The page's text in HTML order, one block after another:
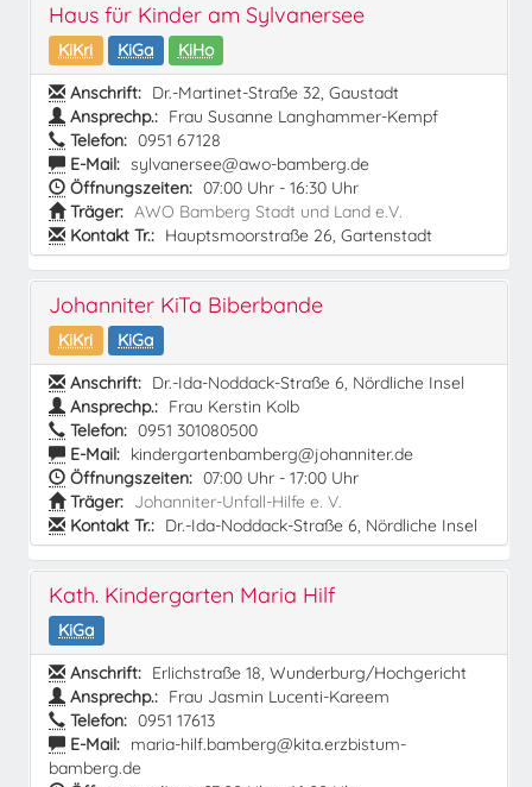
Haus für Kinder am Sylvanersee
KiKri KiGa
KiHo
Anschrift: Dr.-Martinet-Straße 32, Gaustadt
Ansprechp.: Frau Susanne Langhammer-Kempf
Telefon: 0951 67128
E-Mail: sylvanersee@awo-bamberg.de
Öffnungszeiten: 07:00 Uhr - 16:30 Uhr
Träger: AWO Bamberg Stadt und Land e.V.
Kontakt Tr.: Hauptsmoorstraße 26, Gartenstadt
Johanniter KiTa Biberbande
KiKri
KiGa
Anschrift: Dr.-Ida-Noddack-Straße 6, Nördliche Insel
Ansprechp.: Frau Kerstin Kolb
Telefon: 0951 301080500
E-Mail: kindergartenbamberg@johanniter.de
Öffnungszeiten: 07:00 Uhr - 17:00 Uhr
Träger: Johanniter-Unfall-Hilfe e. V.
Kontakt Tr.: Dr.-Ida-Noddack-Straße 6, Nördliche Insel
Kath. Kindergarten Maria Hilf
KiGa
Anschrift: Erlichstraße 18, Wunderburg/Hochgericht
Ansprechp.: Frau Jasmin Lucenti-Kareem
Telefon: 0951 17613
E-Mail: maria-hilf.bamberg@kita.erzbistum-
bamberg.de